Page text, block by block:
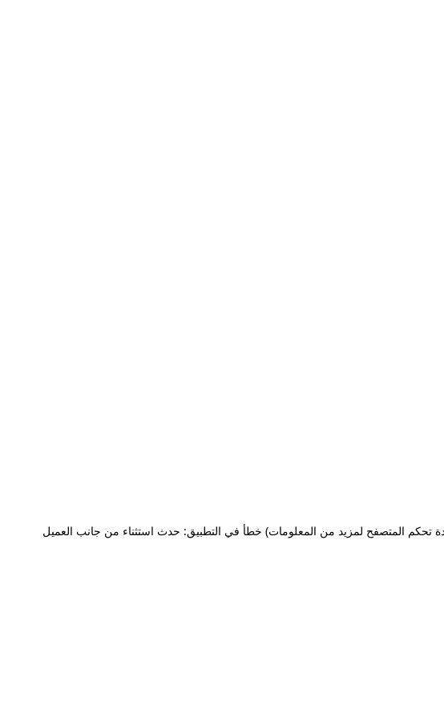
خطأ في التطبيق: حدث استثناء من جانب العميل تحكم المتصفح لمزيد من المعلومات)